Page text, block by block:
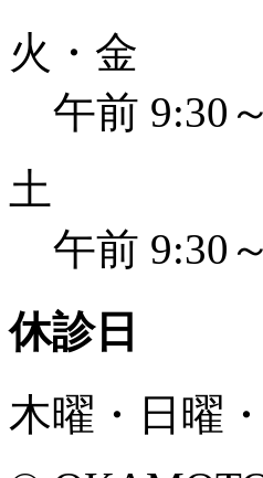
火・金
午前 9:30
土
午前 9:30
休診日
木曜・日曜